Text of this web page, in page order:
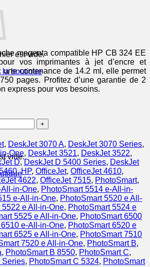
est vide.
la boutique
vide.
magenta compatible HP CB 324 EE
vos imprimantes à jet d’encre et
une contenance de 14.2 ml, elle permet
pages. Profitez d’une garantie de 2
express pour vos besoins.
, DeskJet 3070 A, DeskJet 3070 Series,
One, DeskJet 3521, DeskJet 3522,
D,DeskJet D 5400 Series, DeskJet
,HP, OfficeJet, OfficeJet 4610,
4622, OfficeJet 7515, PhotoSmart,
in-One, PhotoSmart 5514 e-All-in-
e-All-in-One, PhotoSmart 5520 e All-
5522 e All-in-One, PhotoSmart 5524 e
5525 e All-in-One, PhotoSmart 6500
e-All-in-One, PhotoSmart 6520 e
6525 e All-in-One, PhotoSmart 7510
7520 e All-in-One, PhotoSmart B,
, PhotoSmart B 8550, PhotoSmart C,
Series, PhotoSmart C 5324, PhotoSmart